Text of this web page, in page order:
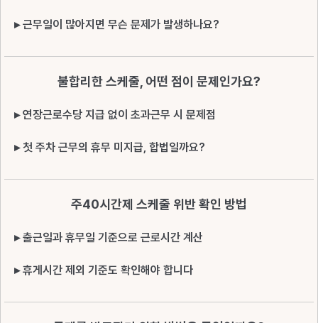
▸ 근무일이 많아지면 무슨 문제가 발생하나요?
불합리한 스케줄, 어떤 점이 문제인가요?
▸ 연장근로수당 지급 없이 초과근무 시 문제점
▸ 첫 주차 근무의 휴무 미지급, 합법일까요?
주40시간제 스케줄 위반 확인 방법
▸ 출근일과 휴무일 기준으로 근로시간 계산
▸ 휴게시간 제외 기준도 확인해야 합니다